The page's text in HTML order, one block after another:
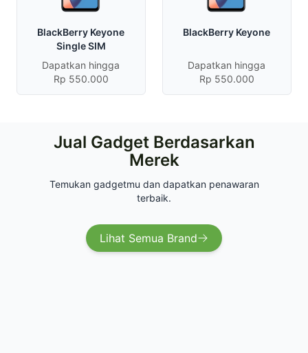
BlackBerry Keyone
Single SIM
Dapatkan hingga
Rp 550.000
BlackBerry Keyone
Dapatkan hingga
Rp 550.000
Jual Gadget Berdasarkan
Merek
Temukan gadgetmu dan dapatkan penawaran
terbaik.
Lihat Semua Brand